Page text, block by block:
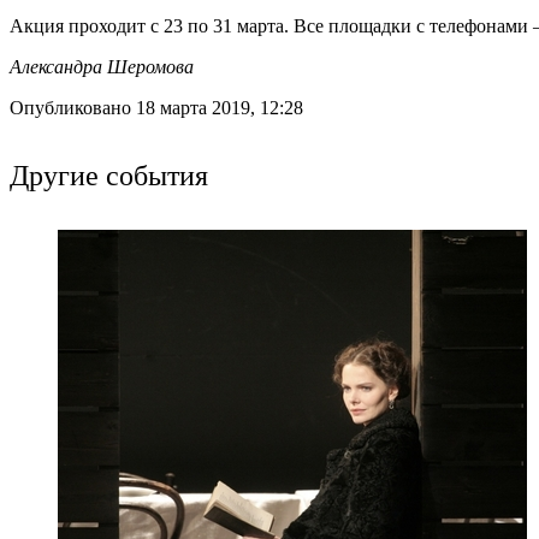
Акция проходит с 23 по 31 марта. Все площадки с
Александра Шеромова
Опубликовано 18 марта 2019, 12:28
Другие события